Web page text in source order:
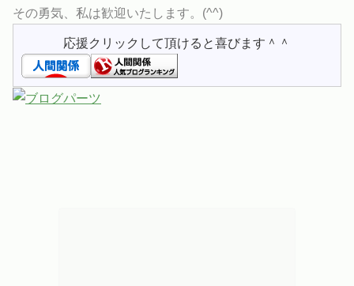
その勇気、私は歓迎いたします。(^^)
応援クリックして頂けると喜びます＾＾